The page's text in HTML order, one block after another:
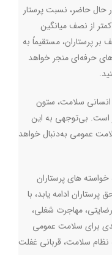
حال حاضر، نسبت پرستار
از نصف میانگین
پرستاران، مستقیماً به
حرفه‌ای منجر خواهد
.
انسانی سلامت، ستون
است. بی‌توجهی به این
عمومی به‌دنبال خواهد
های پرستاران
ادامه یابد، با
مهاجرت شغلی،
برای سلامت عمومی
نظام سلامت، قربانی غفلت